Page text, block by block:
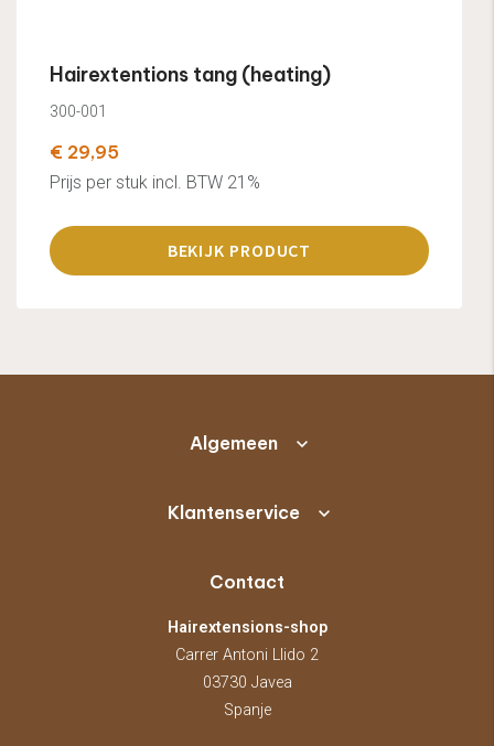
Hairextentions tang (heating)
300-001
€ 29,95
Prijs per stuk incl. BTW 21%
BEKIJK PRODUCT
Algemeen
Klantenservice
Contact
Hairextensions-shop
Carrer Antoni Llido 2
03730 Javea
Spanje